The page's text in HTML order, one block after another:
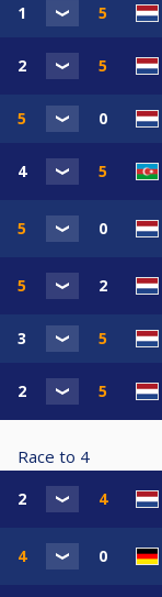
Race to 4